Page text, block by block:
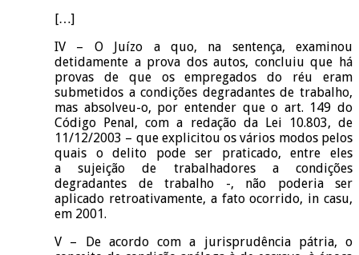
[…]
IV – O Juízo a quo, na sentença, examinou
detidamente a prova dos autos, concluiu que há
provas de que os empregados do réu eram
submetidos a condições degradantes de trabalho,
mas absolveu-o, por entender que o art. 149 do
Código Penal, com a redação da Lei 10.803, de
11/12/2003 – que explicitou os vários modos pelos
quais o delito pode ser praticado, entre eles
a sujeição de trabalhadores a condições
degradantes de trabalho -, não poderia ser
aplicado retroativamente, a fato ocorrido, in casu,
em 2001.
V – De acordo com a jurisprudência pátria, o